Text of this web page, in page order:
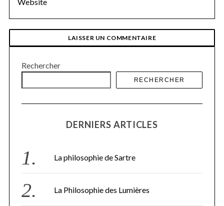
Rechercher
RECHERCHER
DERNIERS ARTICLES
La philosophie de Sartre
La Philosophie des Lumières